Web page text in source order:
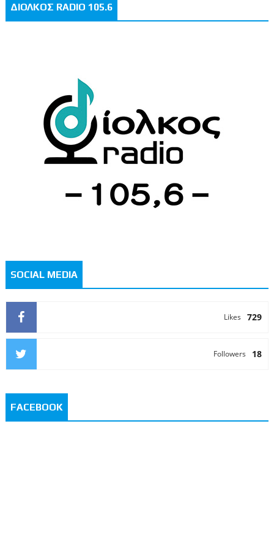
ΔΙΟΛΚΟΣ RADIO 105.6
SOCIAL MEDIA
729
Likes
18
Followers
FACEBOOK